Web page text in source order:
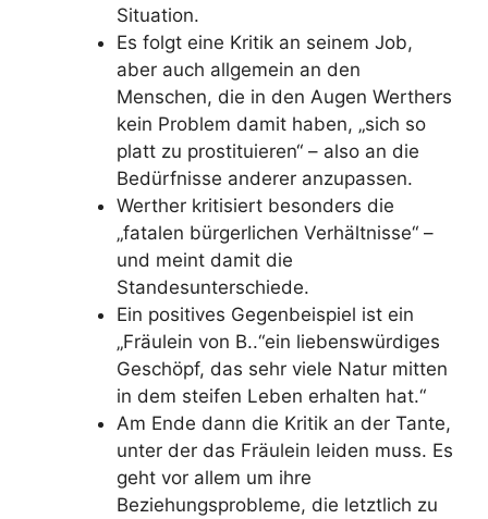
Situation.
Es folgt eine Kritik an seinem Job,
aber auch allgemein an den
Menschen, die in den Augen Werthers
kein Problem damit haben, „sich so
platt zu prostituieren“ – also an die
Bedürfnisse anderer anzupassen.
Werther kritisiert besonders die
„fatalen bürgerlichen Verhältnisse“ –
und meint damit die
Standesunterschiede.
Ein positives Gegenbeispiel ist ein
„Fräulein von B..“ein liebenswürdiges
Geschöpf, das sehr viele Natur mitten
in dem steifen Leben erhalten hat.“
Am Ende dann die Kritik an der Tante,
unter der das Fräulein leiden muss. Es
geht vor allem um ihre
Beziehungsprobleme, die letztlich zu